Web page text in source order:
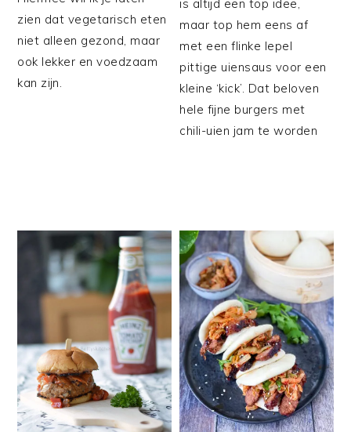
zien dat vegetarisch eten
niet alleen gezond, maar
ook lekker en voedzaam
kan zijn.
is altijd een top idee,
maar top hem eens af
met een flinke lepel
pittige uiensaus voor een
kleine ‘kick’. Dat beloven
hele fijne burgers met
chili-uien jam te worden